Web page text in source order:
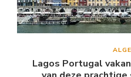
Lagos Portugal